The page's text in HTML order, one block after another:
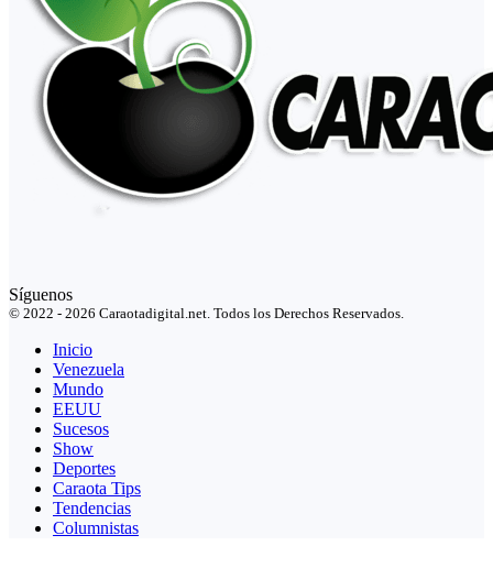
Síguenos
© 2022 - 2026 Caraotadigital.net. Todos los Derechos Reservados.
Inicio
Venezuela
Mundo
EEUU
Sucesos
Show
Deportes
Caraota Tips
Tendencias
Columnistas